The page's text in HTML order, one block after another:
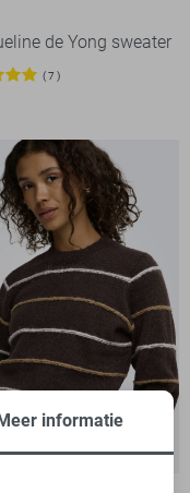
de Yong sweater
7
informatie